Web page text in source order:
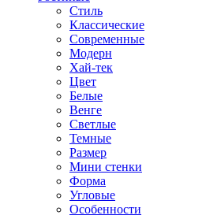
Стиль
Классические
Современные
Модерн
Хай-тек
Цвет
Белые
Венге
Светлые
Темные
Размер
Мини стенки
Форма
Угловые
Особенности